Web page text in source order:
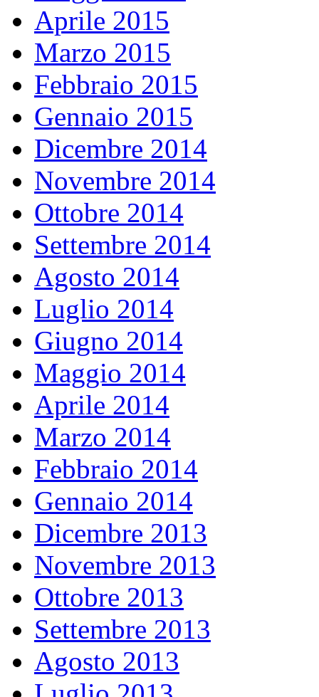
Aprile 2015
Marzo 2015
Febbraio 2015
Gennaio 2015
Dicembre 2014
Novembre 2014
Ottobre 2014
Settembre 2014
Agosto 2014
Luglio 2014
Giugno 2014
Maggio 2014
Aprile 2014
Marzo 2014
Febbraio 2014
Gennaio 2014
Dicembre 2013
Novembre 2013
Ottobre 2013
Settembre 2013
Agosto 2013